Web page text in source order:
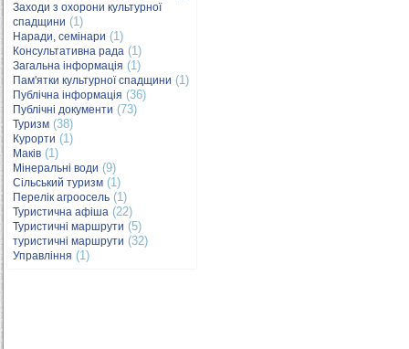
Заходи з охорони культурної
спадщини (1)
Наради, семінари (1)
Консультативна рада (1)
Загальна інформація (1)
Пам'ятки культурної спадщини (1)
Публічна інформація (36)
Публічні документи (73)
Туризм (38)
Курорти (1)
Маків (1)
Мінеральні води (9)
Сільський туризм (1)
Перелік агроосель (1)
Туристична афіша (22)
Туристичні маршрути (5)
туристичні маршрути (32)
Управління (1)